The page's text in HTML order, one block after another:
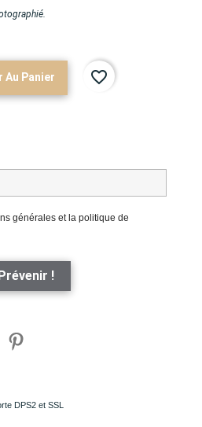
Au Panier favorite_border
générales et la politique de
!
DPS2 et SSL